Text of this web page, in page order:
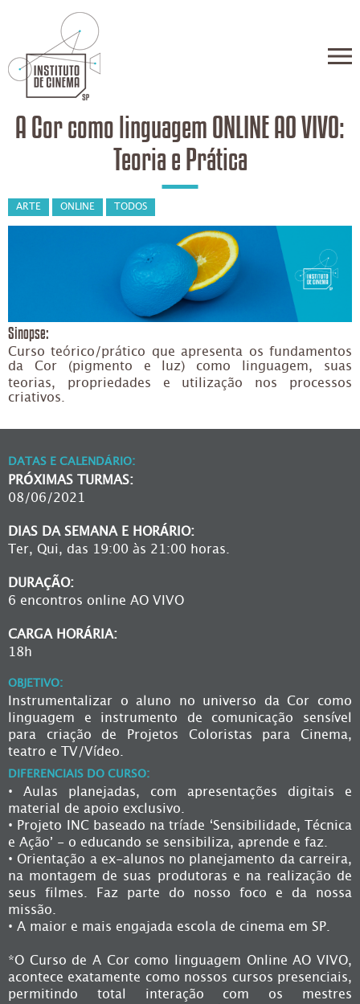
A Cor como linguagem ONLINE AO VIVO:
Teoria e Prática
ARTE ONLINE TODOS
Sinopse:
Curso teórico/prático que apresenta os fundamentos
da Cor (pigmento e luz) como linguagem, suas
teorias, propriedades e utilização nos processos
criativos.
DATAS E CALENDÁRIO:
PRÓXIMAS TURMAS:
08/06/2021
DIAS DA SEMANA E HORÁRIO:
Ter, Qui, das 19:00 às 21:00 horas.
DURAÇÃO:
6 encontros online AO VIVO
CARGA HORÁRIA:
18h
OBJETIVO:
Instrumentalizar o aluno no universo da Cor como
linguagem e instrumento de comunicação sensível
para criação de Projetos Coloristas para Cinema,
teatro e TV/Vídeo.
DIFERENCIAIS DO CURSO:
• Aulas planejadas, com apresentações digitais e
material de apoio exclusivo.
• Projeto INC baseado na tríade ‘Sensibilidade, Técnica
e Ação’ - o educando se sensibiliza, aprende e faz.
• Orientação a ex-alunos no planejamento da carreira,
na montagem de suas produtoras e na realização de
seus filmes. Faz parte do nosso foco e da nossa
missão.
• A maior e mais engajada escola de cinema em SP.
*O Curso de A Cor como linguagem Online AO VIVO,
acontece exatamente como nossos cursos presenciais,
permitindo total interação com os mestres